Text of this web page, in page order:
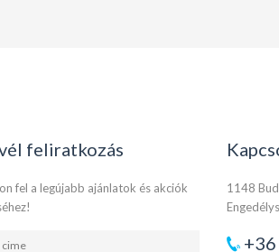
feliratkozás
fel a legújabb ajánlatok és akciók
1148